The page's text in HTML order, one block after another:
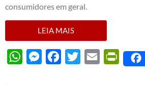
consumidores em geral.
LEIA MAIS
WhatsAppMessengerFacebook
Twitter Email